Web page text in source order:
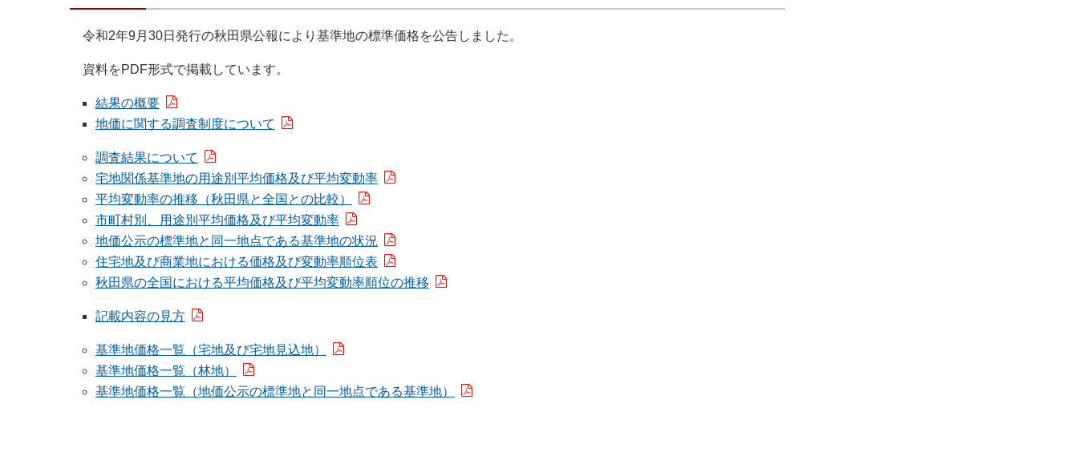
令和2年9月30日発行の秋田県公報により基準地の標準価格を公告しました。
資料をPDF形式で掲載しています。
結果の概要
地価に関する調査制度について
調査結果について
宅地関係基準地の用途別平均価格及び平均変動率
平均変動率の推移（秋田県と全国との比較）
市町村別、用途別平均価格及び平均変動率
地価公示の標準地と同一地点である基準地の状況
住宅地及び商業地における価格及び変動率順位表
秋田県の全国における平均価格及び平均変動率順位の推移
記載内容の見方
基準地価格一覧（宅地及び宅地見込地）
基準地価格一覧（林地）
基準地価格一覧（地価公示の標準地と同一地点である基準地）